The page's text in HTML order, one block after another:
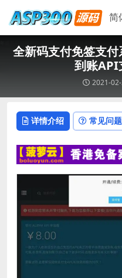
全新码支付免签支
到账API
2021-
详情介绍 常见问题